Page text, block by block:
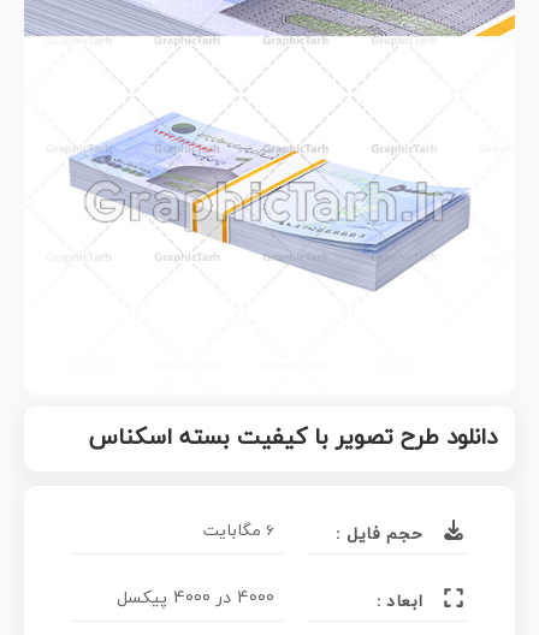
دانلود طرح تصویر با کیفیت بسته اسکناس
حجم فایل : 6 مگابایت
ابعاد : 4000 در 4000 پیکسل